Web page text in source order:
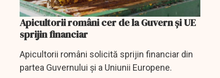
Apicultorii români cer de la Guvern şi UE
sprijin financiar
Apicultorii români solicită sprijin financiar din
partea Guvernului şi a Uniunii Europene.